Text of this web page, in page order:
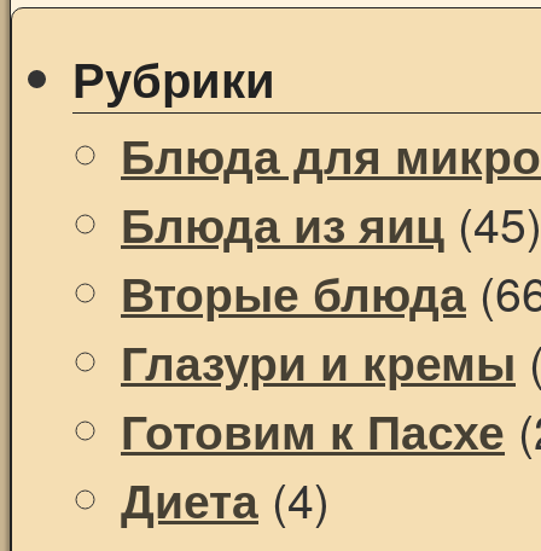
Рубрики
Блюда для
Блюда из яиц (45)
Вторые блюда
Глазури и кремы
Готовим к Пасхе
Диета (4)